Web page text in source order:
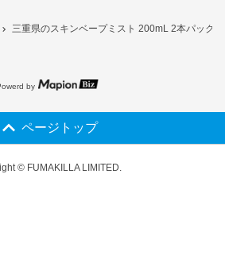
三重県のスキンベープミスト 200mL 2本パック
by
ページトップ
© FUMAKILLA LIMITED.